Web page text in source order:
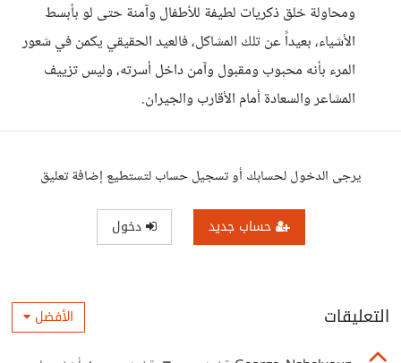
ومحاولة خلق ذكريات لطيفة للأطفال وآمنة حتى لو بأبسط
الأشياء، بعيداً عن تلك المشاكل، فالعيد الحقيقي يكمن في شعور
المرء بأنه محبوب ومقبول وآمن داخل أسرته، وليس تزييف
المشاعر والسعادة أمام الأقارب والجيران.
يرجى الدخول لحسابك أو تسجيل حساب لتستطيع إضافة تعليق
حساب جديد دخول
التعليقات الأفضل